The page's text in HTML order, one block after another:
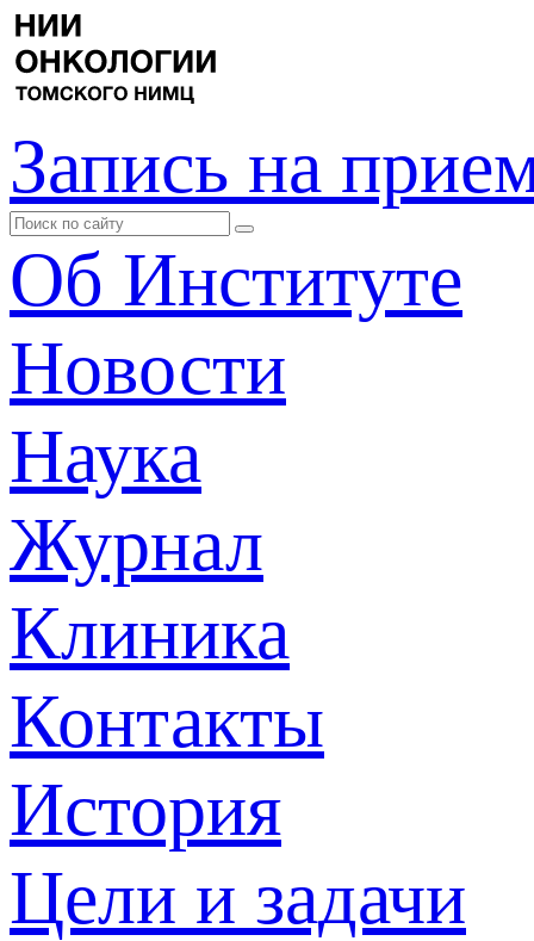
Запись на
Об Институте
Новости
Наука
Журнал
Клиника
Контакты
История
Цели и задачи